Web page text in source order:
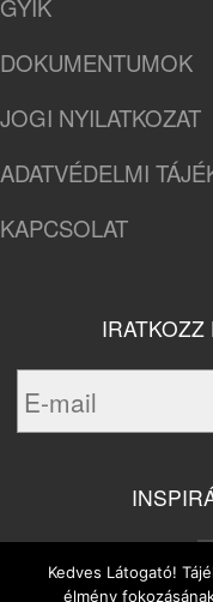
GYIK
DOKUMENTUMOK
JOGI NYILATKOZAT
ADATVÉDELMI
KAPCSOLAT
Kedves Látogató!
élmény